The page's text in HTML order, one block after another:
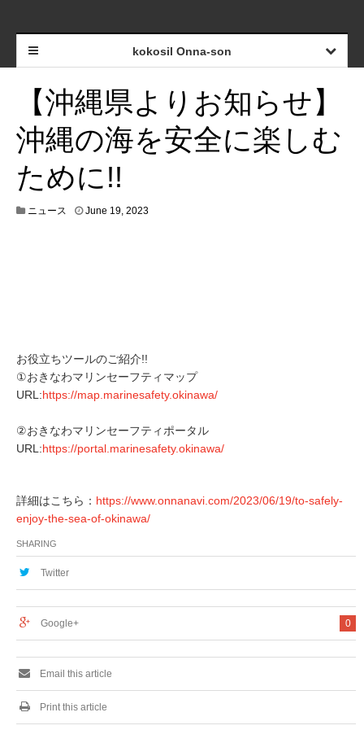
kokosil Onna-son
【沖縄県よりお知らせ】
沖縄の海を安全に楽しむ
ために!!
ニュース June 19, 2023
お役立ちツールのご紹介!!
①おきなわマリンセーフティマップ
URL:https://map.marinesafety.okinawa/
②おきなわマリンセーフティポータル
URL:https://portal.marinesafety.okinawa/
詳細はこちら： https://www.onnanavi.com/2023/06/19/to-safely-
enjoy-the-sea-of-okinawa/
SHARING
Twitter
0
Google+
Email this article
Print this article